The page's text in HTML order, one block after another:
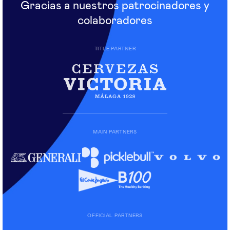
Gracias a nuestros patrocinadores y
colaboradores
TITLE PARTNER
MAIN PARTNERS
OFFICIAL PARTNERS